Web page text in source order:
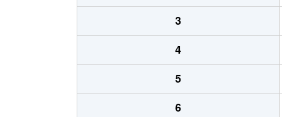
3
4
5
6